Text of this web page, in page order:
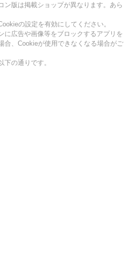
ン版は掲載ショップが異なります。あら
の設定を有効にしてください。
に広告や画像等をブロックするアプリを
合、Cookieが使用できなくなる場合がご
下の通りです。